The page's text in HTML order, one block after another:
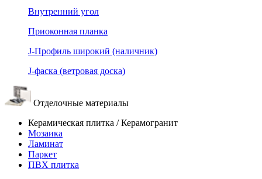
Внутренний угол
Приоконная планка
J-Профиль широкий (наличник)
J-фаска (ветровая доска)
Отделочные материалы
Керамическая плитка / Керамогранит
Мозаика
Ламинат
Паркет
ПВХ плитка